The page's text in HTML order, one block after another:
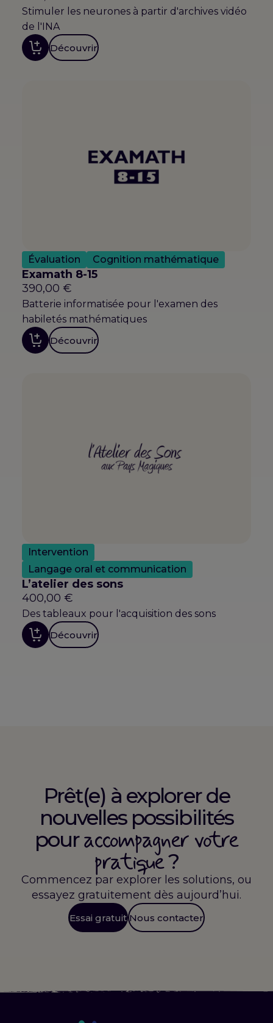
Stimuler les neurones à partir d'archives vidéo
de l'INA
Découvrir
Évaluation Cognition mathématique
Examath 8-15
390,00 €
Batterie informatisée pour l'examen des
habiletés mathématiques
Découvrir
Intervention
Langage oral et communication
L’atelier des sons
400,00 €
Des tableaux pour l'acquisition des sons
Découvrir
Prêt(e) à explorer de
nouvelles possibilités
pouraccompagner votre
pratique?
Commencez par explorer les solutions, ou
essayez gratuitement dès aujourd’hui.
Essai gratuit Nous contacter